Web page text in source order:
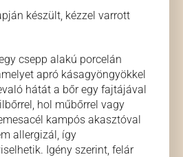
készült, kézzel varrott
csepp alakú porcelán
apró kásagyöngyökkel
hátát a bőr egy fajtájával
hol műbőrrel vagy
kampós akasztóval
allergizál, így
Igény szerint, felár